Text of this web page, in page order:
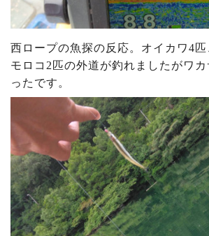
西ロープの魚探の反応。オイカワ4
モロコ2匹の外道が釣れましたがワ
ったです。